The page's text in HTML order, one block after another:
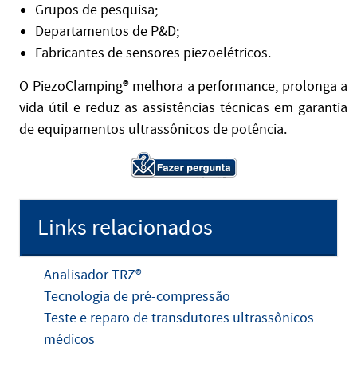
Grupos de pesquisa;
Departamentos de P&D;
Fabricantes de sensores piezoelétricos.
O PiezoClamping® melhora a performance, prolonga a
vida útil e reduz as assistências técnicas em garantia
de equipamentos ultrassônicos de potência.
Links relacionados
Analisador TRZ®
Tecnologia de pré-compressão
Teste e reparo de transdutores ultrassônicos
médicos